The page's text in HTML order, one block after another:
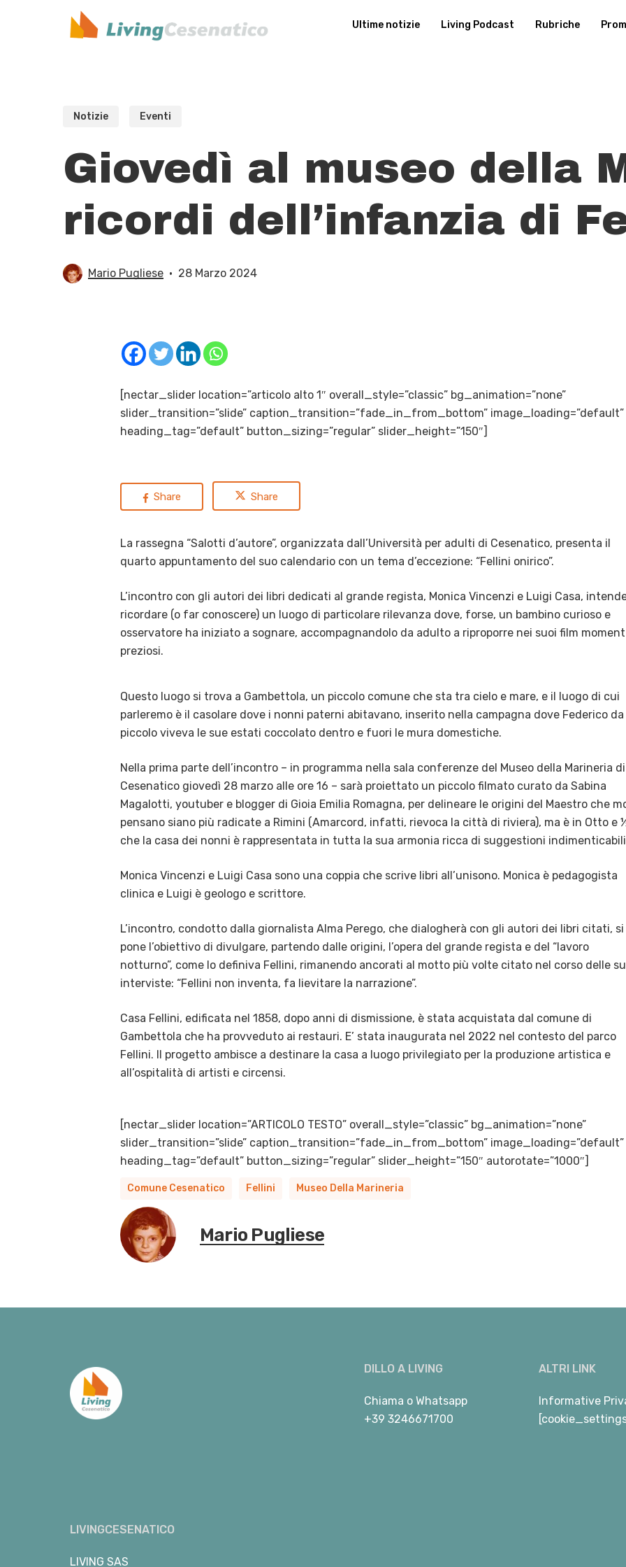
Ultime notizie Living Podcast Rubriche
Notizie Eventi
Giovedì al museo della
ricordi dell’infanzia di
Mario Pugliese 28 Marzo 2024
[nectar_slider location=”articolo alto 1″ overall_style=”classic” bg_animation=”none”
slider_transition=”slide” caption_transition=”fade_in_from_bottom” image_loading=”default”
heading_tag=”default” button_sizing=”regular” slider_height=”150″]
Share Share
La rassegna “Salotti d’autore”, organizzata dall’Università per adulti di Cesenatico, presenta il
quarto appuntamento del suo calendario con un tema d’eccezione: “Fellini onirico”.
L’incontro con gli autori dei libri dedicati al grande regista, Monica Vincenzi e Luigi Casa,
ricordare (o far conoscere) un luogo di particolare rilevanza dove, forse, un bambino curioso e
osservatore ha iniziato a sognare, accompagnandolo da adulto a riproporre nei suoi film
preziosi.
Questo luogo si trova a Gambettola, un piccolo comune che sta tra cielo e mare, e il luogo di cui
parleremo è il casolare dove i nonni paterni abitavano, inserito nella campagna dove Federico da
piccolo viveva le sue estati coccolato dentro e fuori le mura domestiche.
Nella prima parte dell’incontro – in programma nella sala conferenze del Museo della Marineria di
Cesenatico giovedì 28 marzo alle ore 16 – sarà proiettato un piccolo filmato curato da Sabina
Magalotti, youtuber e blogger di Gioia Emilia Romagna, per delineare le origini del Maestro che
pensano siano più radicate a Rimini (Amarcord, infatti, rievoca la città di riviera), ma è in Otto e
che la casa dei nonni è rappresentata in tutta la sua armonia ricca di suggestioni
Monica Vincenzi e Luigi Casa sono una coppia che scrive libri all’unisono. Monica è pedagogista
clinica e Luigi è geologo e scrittore.
L’incontro, condotto dalla giornalista Alma Perego, che dialogherà con gli autori dei libri citati, si
pone l’obiettivo di divulgare, partendo dalle origini, l’opera del grande regista e del “lavoro
notturno”, come lo definiva Fellini, rimanendo ancorati al motto più volte citato nel corso delle
interviste: “Fellini non inventa, fa lievitare la narrazione”.
Casa Fellini, edificata nel 1858, dopo anni di dismissione, è stata acquistata dal comune di
Gambettola che ha provveduto ai restauri. E’ stata inaugurata nel 2022 nel contesto del parco
Fellini. Il progetto ambisce a destinare la casa a luogo privilegiato per la produzione artistica e
all’ospitalità di artisti e circensi.
[nectar_slider location=”ARTICOLO TESTO” overall_style=”classic” bg_animation=”none”
slider_transition=”slide” caption_transition=”fade_in_from_bottom” image_loading=”default”
heading_tag=”default” button_sizing=”regular” slider_height=”150″ autorotate=”1000″]
Comune Cesenatico Fellini Museo Della Marineria
Mario Pugliese
LIVINGCESENATICO
LIVING SAS
DILLO A LIVING
Chiama o Whatsapp
+39 3246671700
ALTRI LINK
Informative